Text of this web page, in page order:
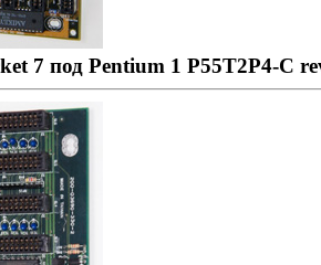
7 под Pentium 1 P55T2P4-C